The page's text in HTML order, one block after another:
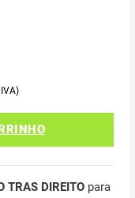
TRAS DIREITOpara